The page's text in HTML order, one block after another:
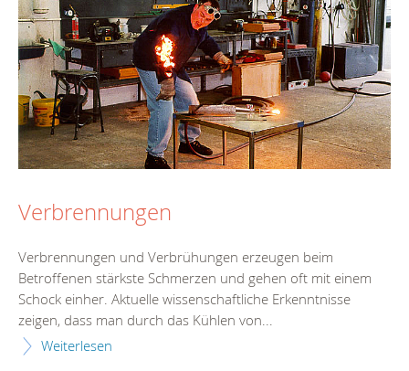
Verbrennungen
Verbrennungen und Verbrühungen erzeugen beim
Betroffenen stärkste Schmerzen und gehen oft mit einem
Schock einher. Aktuelle wissenschaftliche Erkenntnisse
zeigen, dass man durch das Kühlen von...
Weiterlesen